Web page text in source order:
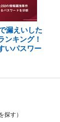
漏えいした
ンキング！
いパスワー
探す）